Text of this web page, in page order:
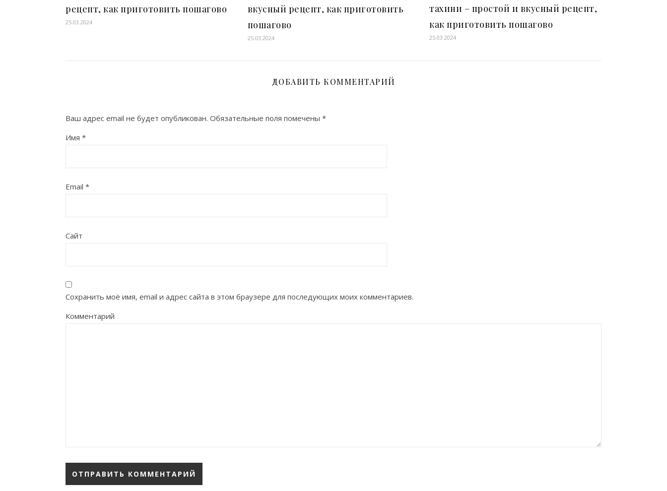
рецепт, как приготовить пошагово
25.03.2024
вкусный рецепт, как приготовить
пошагово
25.03.2024
тахини – простой и вкусный рецепт,
как приготовить пошагово
25.03.2024
ДОБАВИТЬ КОММЕНТАРИЙ
Ваш адрес email не будет опубликован. Обязательные поля помечены *
Имя *
Email *
Сайт
Сохранить моё имя, email и адрес сайта в этом браузере для последующих моих комментариев.
Комментарий